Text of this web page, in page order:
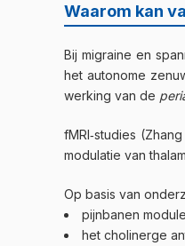
Waarom kan
Bij migraine en
het autonome
werking van de
fMRI‑studies
modulatie van
Op basis van
pijnbanen
het cholinerge